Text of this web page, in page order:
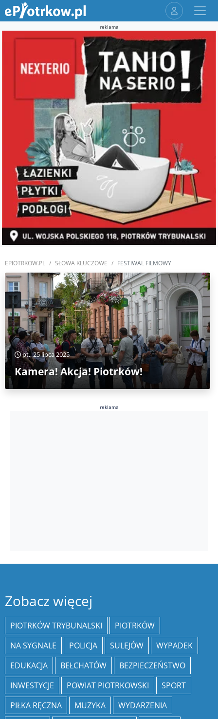
reklama
EPIOTRKOW.PL SŁOWA KLUCZOWE FESTIWAL FILMOWY
pt., 25 lipca 2025
Kamera! Akcja! Piotrków!
reklama
Zobacz więcej
PIOTRKÓW TRYBUNALSKI
PIOTRKÓW
NA SYGNALE
POLICJA SULEJÓW
WYPADEK
EDUKACJA
BEŁCHATÓW
BEZPIECZEŃSTWO
INWESTYCJE
POWIAT PIOTRKOWSKI
SPORT
PIŁKA RĘCZNA
MUZYKA
WYDARZENIA